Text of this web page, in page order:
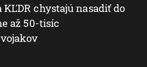
chystajú nasadiť do
až 50-tisíc